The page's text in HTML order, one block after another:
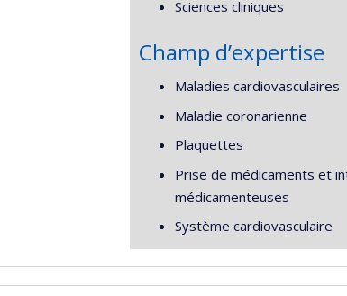
Sciences cliniques
Champ d’expertise
Maladies cardiovasculaires
Maladie coronarienne
Plaquettes
Prise de médicaments et
médicamenteuses
Système cardiovasculaire